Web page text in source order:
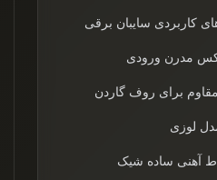
کاربردی سایبان برقی
مدرن ورودی
برای روف گاردن
لوزی
آهنی ساده شیک